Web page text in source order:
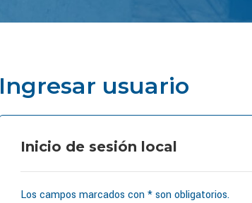
Ingresar usuario
Inicio de sesión local
Los campos marcados con * son obligatorios.